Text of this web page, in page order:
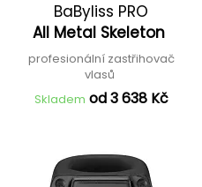
BaByliss PRO
All Metal Skeleton
profesionální zastřihovač
vlasů
Skladem od 3 638 Kč